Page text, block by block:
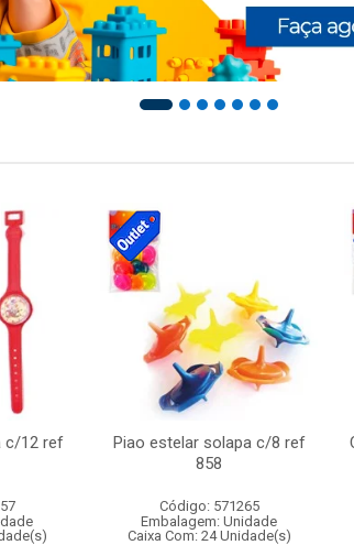
c/12 ref
Piao estelar solapa c/8 ref
858
Código: 571265
Embalagem: Unidade
Caixa Com: 24 Unidade(s)